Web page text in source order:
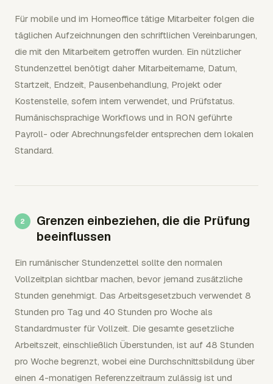
Für mobile und im Homeoffice tätige Mitarbeiter folgen die
täglichen Aufzeichnungen den schriftlichen Vereinbarungen,
die mit den Mitarbeitern getroffen wurden. Ein nützlicher
Stundenzettel benötigt daher Mitarbeitername, Datum,
Startzeit, Endzeit, Pausenbehandlung, Projekt oder
Kostenstelle, sofern intern verwendet, und Prüfstatus.
Rumänischsprachige Workflows und in RON geführte
Payroll- oder Abrechnungsfelder entsprechen dem lokalen
Standard.
Grenzen einbeziehen, die die Prüfung
beeinflussen
Ein rumänischer Stundenzettel sollte den normalen
Vollzeitplan sichtbar machen, bevor jemand zusätzliche
Stunden genehmigt. Das Arbeitsgesetzbuch verwendet 8
Stunden pro Tag und 40 Stunden pro Woche als
Standardmuster für Vollzeit. Die gesamte gesetzliche
Arbeitszeit, einschließlich Überstunden, ist auf 48 Stunden
pro Woche begrenzt, wobei eine Durchschnittsbildung über
einen 4-monatigen Referenzzeitraum zulässig ist und